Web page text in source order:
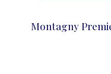
Montagny